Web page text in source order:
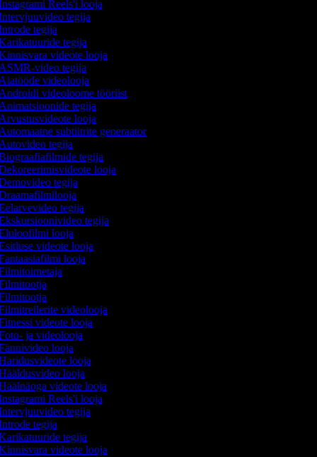
Reels'i looja
tegija
tegija
tegija
videote looja
video tegija
videolooja
videoloome tööriist
tegija
looja
subtiitrite generaator
tegija
tegija
looja
tegija
tegija
tegija
looja
videote looja
looja
videolooja
videote looja
ja videolooja
looja
looja
looja
videote looja
Reels'i looja
tegija
tegija
tegija
videote looja